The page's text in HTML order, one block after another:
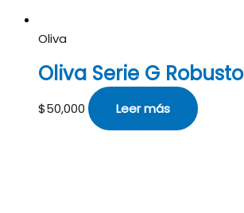
Oliva
Oliva Serie G Robusto
$50,000 Leer más